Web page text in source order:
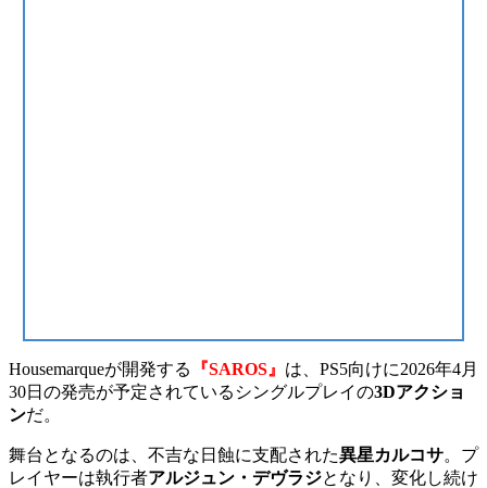
Housemarqueが開発する 『SAROS』 は、PS5向けに2026年4月
30日の発売が予定されているシングルプレイの3Dアクショ
ンだ。
舞台となるのは、不吉な日蝕に支配された異星カルコサ。プ
レイヤーは執行者アルジュン・デヴラジとなり、変化し続け